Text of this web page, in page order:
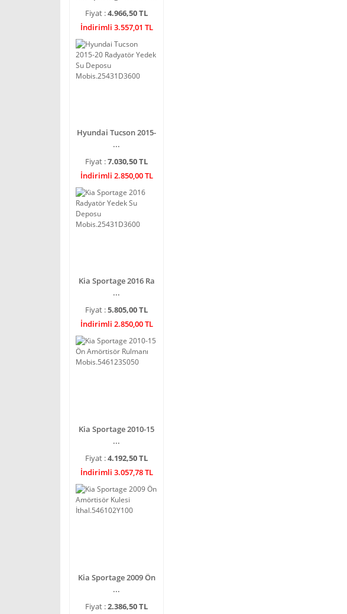
Fiyat :4.966,50 TL
İndirimli 3.557,01 TL
Hyundai Tucson 2015-
...
Fiyat :7.030,50 TL
İndirimli 2.850,00 TL
Kia Sportage 2016 Ra
...
Fiyat :5.805,00 TL
İndirimli 2.850,00 TL
Kia Sportage 2010-15
...
Fiyat :4.192,50 TL
İndirimli 3.057,78 TL
Kia Sportage 2009 Ön
...
Fiyat :2.386,50 TL